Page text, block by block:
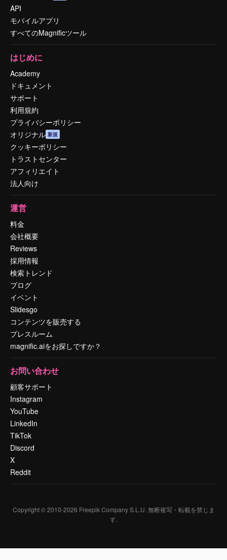
API
モバイルアプリ
すべてのMagnificツール
はじめに
Academy
ドキュメント
サポート
利用規約
プライバシーポリシー
オリジナル 新規
クッキーポリシー
トラストセンター
アフィリエイト
法人向け
運営
料金
会社概要
Reviews
採用情報
検索トレンド
ブログ
イベント
Slidesgo
コンテンツを販売する
プレスルーム
magnific.aiをお探しですか？
お問い合わせ
顧客サポート
Instagram
YouTube
LinkedIn
TikTok
Discord
X
Reddit
Copyright © 2010-2026 Freepik Company S.L.U. 無断複写・転載を禁じま
す.